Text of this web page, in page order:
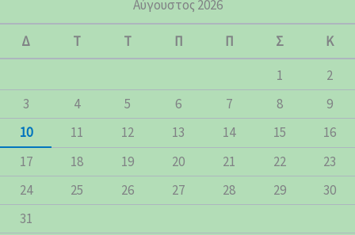
Αύγουστος 2026
Δ Τ Τ Π Π Σ
Κ
1
2
3
4 5 6 7 8
9
10
11 12 13 14 15
16
17
18 19 20 21 22
23
24
25 26 27 28 29
30
31